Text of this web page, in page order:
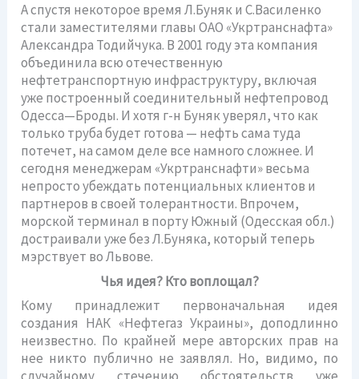
А спустя некоторое время Л.Буняк и С.Василенко
стали заместителями главы ОАО «Укртранснафта»
Александра Тодийчука. В 2001 году эта компания
объединила всю отечественную
нефтетранспортную инфраструктуру, включая
уже построенный соединительный нефтепровод
Одесса—Броды. И хотя г-н Буняк уверял, что как
только труба будет готова — нефть сама туда
потечет, на самом деле все намного сложнее. И
сегодня менеджерам «Укртранснафти» весьма
непросто убеждать потенциальных клиентов и
партнеров в своей толерантности. Впрочем,
морской терминал в порту Южный (Одесская обл.)
достраивали уже без Л.Буняка, который теперь
мэрствует во Львове.
Чья идея? Кто воплощал?
Кому принадлежит первоначальная идея
создания НАК «Нефтегаз Украины», доподлинно
неизвестно. По крайней мере авторских прав на
нее никто публично не заявлял. Но, видимо, по